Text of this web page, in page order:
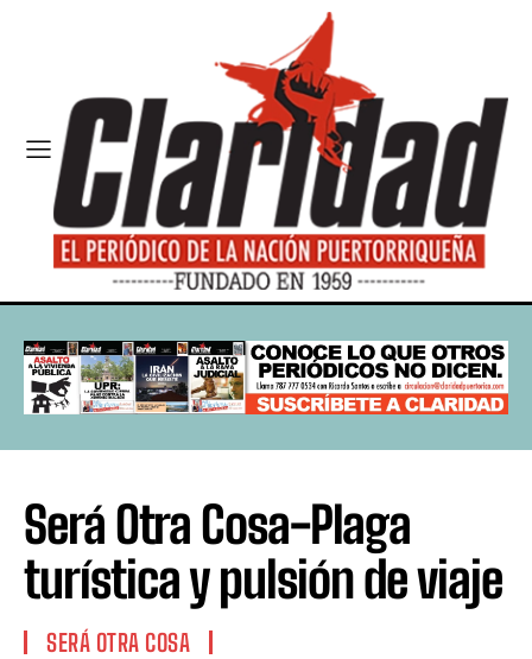
Será Otra Cosa-Plaga
turística y pulsión de viaje
SERÁ OTRA COSA